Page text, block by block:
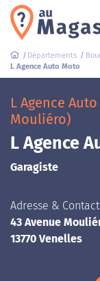
Départements
L Agence Auto Moto
L Agence
Mouliéro)
L Agence
Garagiste
Adresse & Contact
43 Avenue
13770 Venelles